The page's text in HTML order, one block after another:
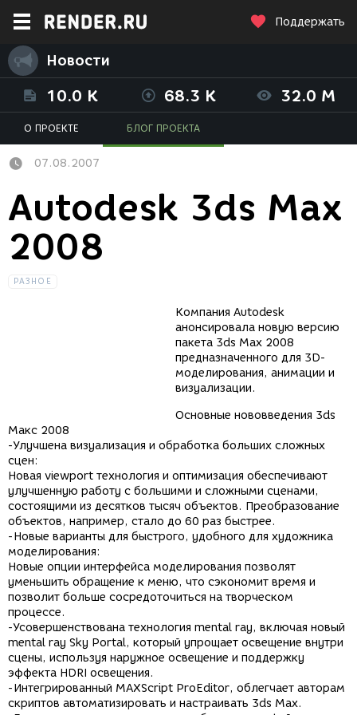
Поддержать
Новости
10.0 K 68.3 K 32.0 M
О ПРОЕКТЕ БЛОГ ПРОЕКТА
07.08.2007
Autodesk 3ds Max
2008
РАЗНОЕ
Компания Autodesk
анонсировала новую версию
пакета 3ds Max 2008
предназначенного для 3D-
моделирования, анимации и
визуализации.
Основные нововведения 3ds
Макс 2008
-Улучшена визуализация и обработка больших сложных
сцен:
Новая viewport технология и оптимизация обеспечивают
улучшенную работу с большими и сложными сценами,
состоящими из десятков тысяч объектов. Преобразование
объектов, например, стало до 60 раз быстрее.
-Новые варианты для быстрого, удобного для художника
моделирования:
Новые опции интерфейса моделирования позволят
уменьшить обращение к меню, что сэкономит время и
позволит больше сосредоточиться на творческом
процессе.
-Усовершенствована технология mental ray, включая новый
mental ray Sky Portal, который упрощает освещение внутри
сцены, используя наружное освещение и поддержку
эффекта HDRI освещения.
-Интегрированный MAXScript ProEditor, облегчает авторам
скриптов автоматизировать и настраивать 3ds Max.